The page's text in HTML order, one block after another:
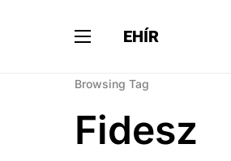
EHÍR
Browsing Tag
Fidesz